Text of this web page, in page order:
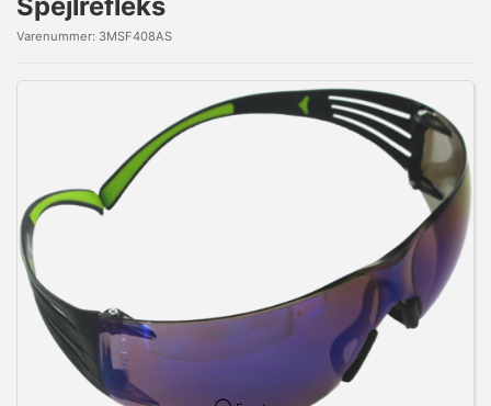
Varenummer: 3MSF408AS